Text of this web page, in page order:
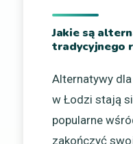
Jakie są
tradycyjnego
Alternatywy
w Łodzi stają
popularne
zakończyć